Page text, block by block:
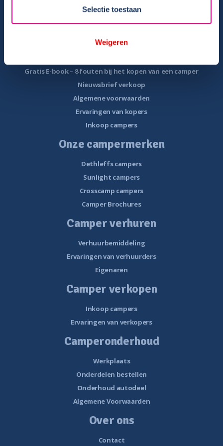
Selectie toestaan
Weigeren
Veel voorkomende storingen onderweg
Camper te koop
Overzicht campers te koop
Gratis E-book – 8 fouten bij het kopen van een camper
Nieuwsbrief verkoop
Algemene voorwaarden
Ervaringen van kopers
Inkoop campers
Onze campermerken
Dethleffs campers
Sunlight campers
Crosscamp campers
Camper Brochures
Camper verhuren
Verhuurbemiddeling
Ervaringen van verhuurders
Eigenaren
Camper verkopen
Inkoop campers
Ervaringen van verkopers
Camperonderhoud
Werkplaats
Onderdelen bestellen
Onderhoud autodeel
Algemene Voorwaarden
Over ons
Contact